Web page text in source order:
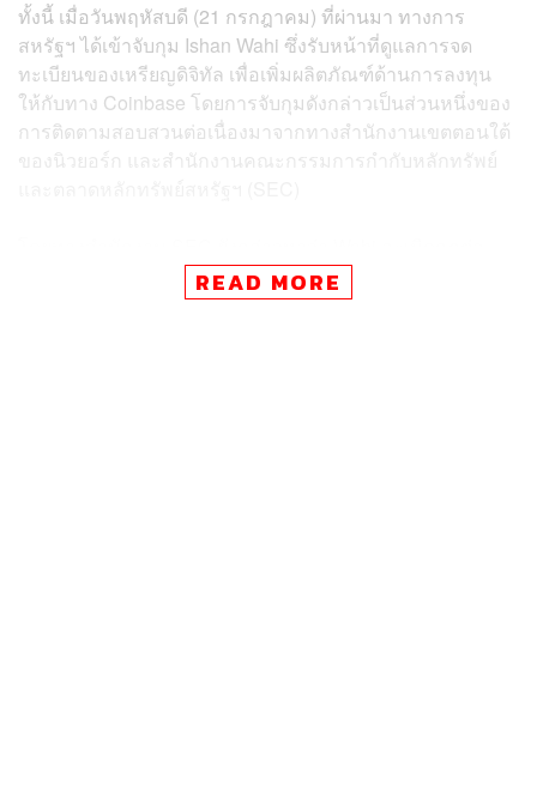
ทั้งนี้ เมื่อวันพฤหัสบดี (21 กรกฎาคม) ที่ผ่านมา ทางการ
สหรัฐฯ ได้เข้าจับกุม Ishan Wahi ซึ่งรับหน้าที่ดูแลการจด
ทะเบียนของเหรียญดิจิทัล เพื่อเพิ่มผลิตภัณฑ์ด้านการลงทุน
ให้กับทาง Coinbase โดยการจับกุมดังกล่าวเป็นส่วนหนึ่งของ
การติดตามสอบสวนต่อเนื่องมาจากทางสำนักงานเขตตอนใต้
ของนิวยอร์ก และสำนักงานคณะกรรมการกำกับหลักทรัพย์
ต้านการฉ้อโกงของหน่วยงานREAD MORE